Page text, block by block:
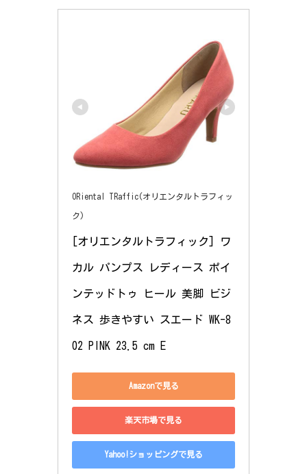
ORiental TRaffic(オリエンタルトラフィッ
ク)
[オリエンタルトラフィック] ワ
カル パンプス レディース ポイ
ンテッドトゥ ヒール 美脚 ビジ
ネス 歩きやすい スエード WK-8
02 PINK 23.5 cm E
Amazonで見る
楽天市場で見る
Yahoo!ショッピングで見る